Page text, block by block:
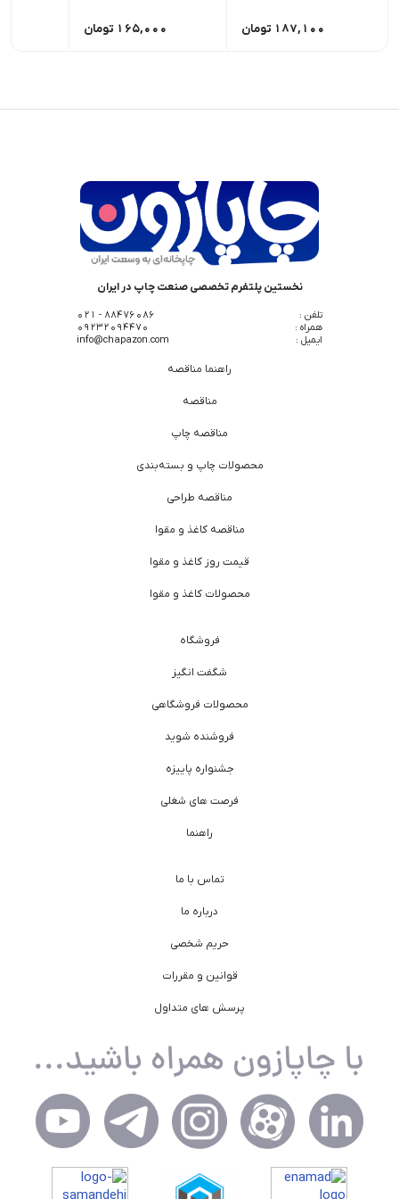
187,100 تومان 165,000 تومان
نخستین پلتفرم تخصصی صنعت چاپ در ایران
تلفن :
88476086 - 021
همراه :
09232094470
ایمیل :
info@chapazon.com
راهنما مناقصه
مناقصه
مناقصه چاپ
محصولات چاپ و بسته‌بندی
مناقصه طراحی
مناقصه کاغذ و مقوا
قیمت روز کاغذ و مقوا
محصولات کاغذ و مقوا
فروشگاه
شگفت انگیز
محصولات فروشگاهی
فروشنده شوید
جشنواره پاییزه
فرصت های شغلی
راهنما
تماس با ما
درباره ما
حریم شخصی
قوانین و مقررات
پرسش های متداول